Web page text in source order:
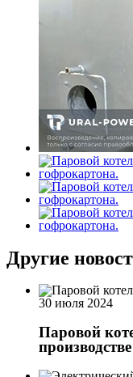
Другие
30 июля 2024
Паровой